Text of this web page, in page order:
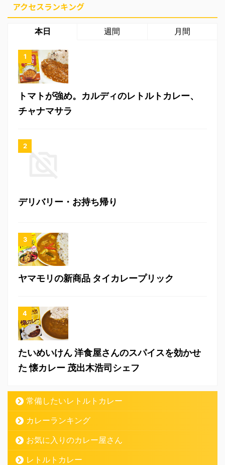
アクセスランキング
本日 週間 月間
トマトが強め。カルディのレトルトカレー、
チャナマサラ
デリバリー・お持ち帰り
ヤマモリの新商品 タイカレープリック
たいめいけん 洋食屋さんのスパイスを効かせ
た 懐カレー 茂出木浩司シェフ
常備したいレトルトカレー
カレーランキング
お気に入りのカレー屋さん
レトルトカレー